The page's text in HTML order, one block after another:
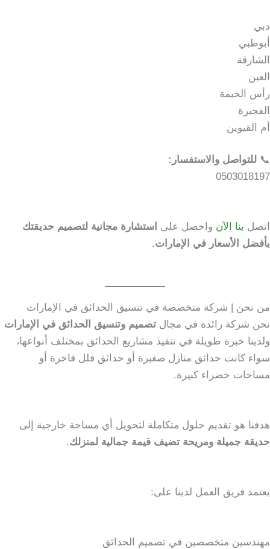
دبي
أبوظبي
الشارقة
العين
رأس الخيمة
الفجيرة
أم القيوين
📞 للتواصل والاستفسار:
0503018197
اتصل بنا الآن واحصل على استشارة مجانية لتصميم حديقتك
بأفضل الأسعار في الإمارات.
من نحن | شركة متخصصة في تنسيق الحدائق في الإمارات
نحن شركة رائدة في مجال تصميم وتنسيق الحدائق في الإمارات
ولدينا خبرة طويلة في تنفيذ مشاريع الحدائق بمختلف أنواعها،
سواء كانت حدائق منازل صغيرة أو حدائق فلل فاخرة أو
مساحات خضراء كبيرة.
هدفنا هو تقديم حلول متكاملة لتحويل أي مساحة خارجية إلى
حديقة جميلة ومريحة تضيف قيمة جمالية لمنزلك.
يعتمد فريق العمل لدينا على:
مهندسين متخصصين في تصميم الحدائق